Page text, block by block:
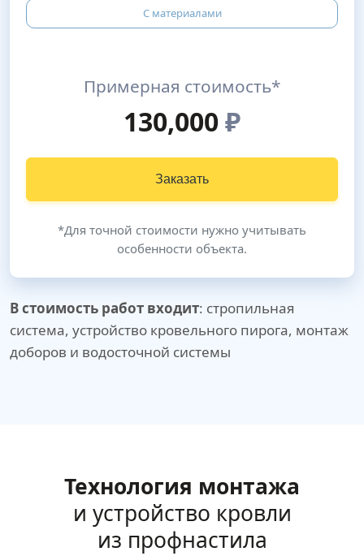
С материалами
Примерная стоимость*
130,000₽
Заказать
*Для точной стоимости нужно учитывать
особенности объекта.
В стоимость работ входит: стропильная
система, устройство кровельного пирога, монтаж
доборов и водосточной системы
Технология монтажа
и устройство кровли
из профнастила